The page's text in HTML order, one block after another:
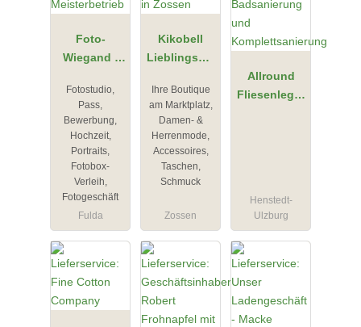
Foto-
Wiegand -
eb
Fotostudio,
Pass,
Bewerbung,
Hochzeit,
Portraits,
Fotobox-
Verleih,
Fotogeschäft
Fulda
Kikobell
Lieblingsmo
Zossen
Ihre Boutique
am Marktplatz,
Damen- &
Herrenmode,
Accessoires,
Taschen,
Schmuck
Zossen
Allround
Fliesenleger
Henstedt-
Ulzburg